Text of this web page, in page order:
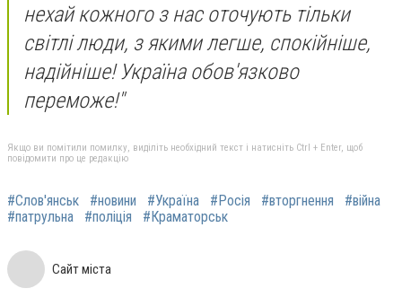
нехай кожного з нас оточують тільки
світлі люди, з якими легше, спокійніше,
надійніше! Україна обов'язково
переможе!"
Якщо ви помітили помилку, виділіть необхідний текст і натисніть Ctrl + Enter, щоб
повідомити про це редакцію
#Слов'янськ #новини #Україна #Росія #вторгнення
#війна
#патрульна
#поліція #Краматорськ
Сайт міста